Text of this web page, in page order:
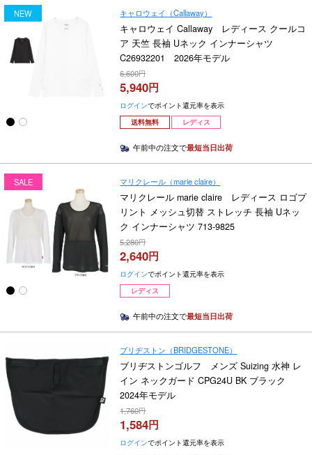
NEW キャロウェイ（Callaway）
キャロウェイ Callaway レディース クールコ
ア 天竺 長袖 Uネック インナーシャツ
C26932201 2026年モデル
6,600
5,940
ログインでポイント還元率を表示
送料無料
レディス
午前中の注文で最短当日出荷
SALE マリクレール（marie claire）
マリクレール marie claire レディース ロゴプ
リント メッシュ切替 ストレッチ 長袖 Uネッ
ク インナーシャツ 713-9825
5,280
2,640
ログインでポイント還元率を表示
レディス
午前中の注文で最短当日出荷
ブリヂストン（BRIDGESTONE）
ブリヂストンゴルフ メンズ Suizing 水神 レ
イン ネックガード CPG24U BK ブラック
2024年モデル
1,760
1,584
ログインでポイント還元率を表示